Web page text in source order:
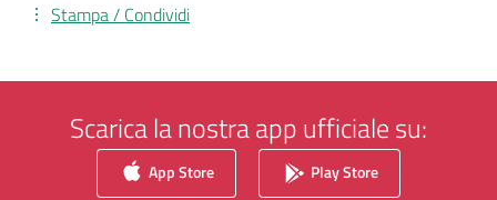
Stampa / Condividi
Scarica la nostra app ufficiale su:
App Store Play Store